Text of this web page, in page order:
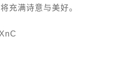
充满诗意与美好。